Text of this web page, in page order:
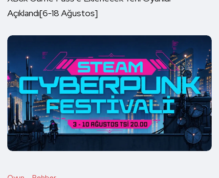
Açıklandı[6-18 Ağustos]